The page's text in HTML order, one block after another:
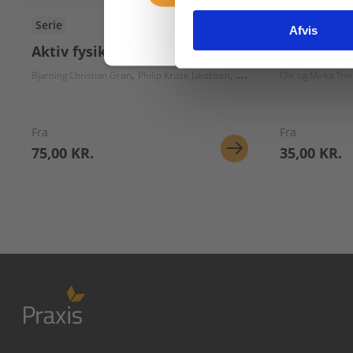
Afvis
Serie
Aktiv fysik
Bjarning Christian Grøn Philip Kruse Jakobsen Jette Rygaard Poulsen
Fra
75,00 KR.
Serie
Evig
Ole og Mirka
Fra
35,00 KR.